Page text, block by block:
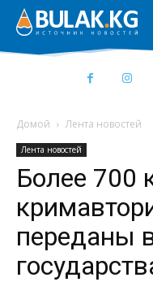
Домой Лента новостей
Лента новостей
Более 700
переданы